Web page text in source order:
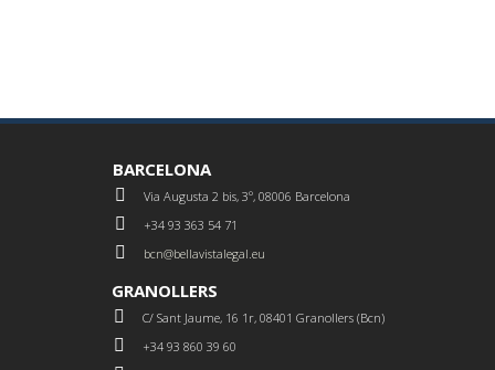
BARCELONA
Via Augusta 2 bis, 3º, 08006 Barcelona
+34 93 363 54 71
bcn@bellavistalegal.eu
GRANOLLERS
C/ Sant Jaume, 16 1r, 08401 Granollers (Bcn)
+34 93 860 39 60